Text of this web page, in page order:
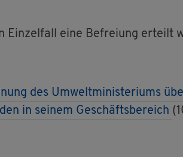
Ein­zel­fall eine Be­frei­ung er­teilt
des Um­welt­mi­nis­te­ri­ums
in sei­nem Ge­schäfts­be­reich